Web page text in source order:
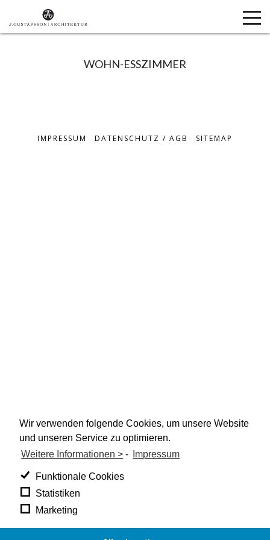
Wir verwenden folgende Cookies, um unsere Website
und unseren Service zu optimieren.
Weitere Informationen > - Impressum
Funktionale Cookies
Statistiken
Marketing
WOHN-ESSZIMMER
IMPRESSUM DATENSCHUTZ / AGB SITEMAP